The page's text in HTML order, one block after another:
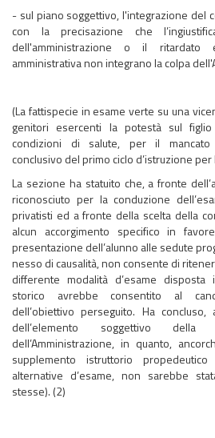
- sul piano soggettivo, l'integrazione del
con la precisazione che
dell'amministrazione o il ritardato
amministrativa non integrano la colpa
(La fattispecie in esame verte su una
genitori esercenti la potestà sul
condizioni di salute, per il mancato
conclusivo del primo ciclo d’istruzione
La sezione ha statuito che, a fronte
riconosciuto per la conduzione
privatisti ed a fronte della scelta della
alcun accorgimento specifico in
presentazione dell’alunno alle sedute
nesso di causalità, non consente di
differente modalità d’esame
storico avrebbe consentito al
dell’obiettivo perseguito. Ha concluso,
dell’elemento soggettivo della
dell’Amministrazione, in quanto,
supplemento istruttorio
alternative d’esame, non sarebbe
stesse). (2)